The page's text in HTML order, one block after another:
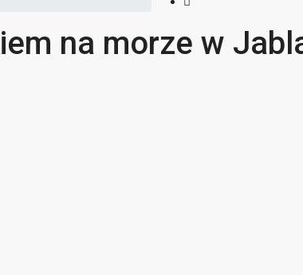
na morze w